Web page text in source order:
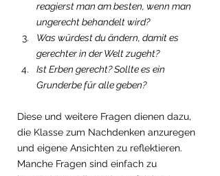
reagierst man am besten, wenn man
ungerecht behandelt wird?
Was würdest du ändern, damit es
gerechter in der Welt zugeht?
Ist Erben gerecht? Sollte es ein
Grunderbe für alle geben?
Diese und weitere Fragen dienen dazu,
die Klasse zum Nachdenken anzuregen
und eigene Ansichten zu reflektieren.
Manche Fragen sind einfach zu